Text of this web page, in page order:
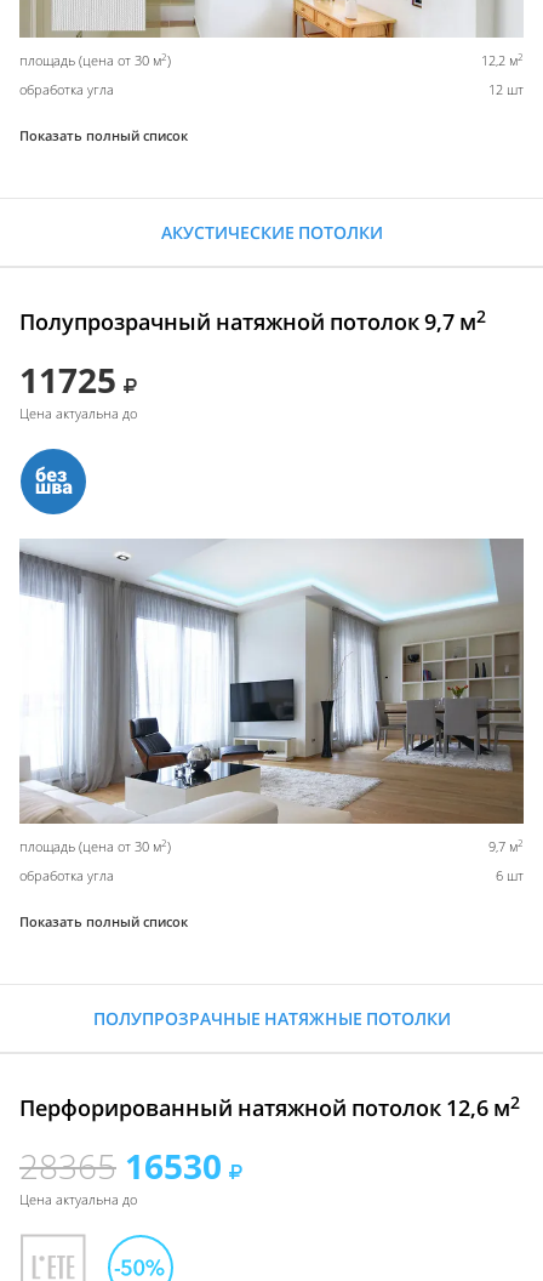
площадь (цена от 30 м2) 12,2 м2
обработка угла 12 шт
Показать полный список
АКУСТИЧЕСКИЕ ПОТОЛКИ
Полупрозрачный натяжной потолок 9,7 м2
11725
Цена актуальна до
площадь (цена от 30 м2) 9,7 м2
обработка угла 6 шт
Показать полный список
ПОЛУПРОЗРАЧНЫЕ НАТЯЖНЫЕ ПОТОЛКИ
Перфорированный натяжной потолок 12,6 м2
28365 16530
Цена актуальна до